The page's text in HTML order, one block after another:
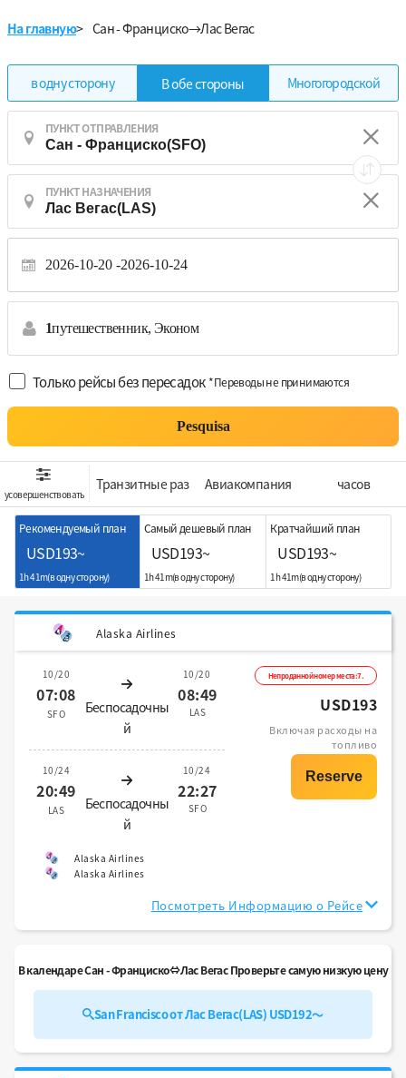
На главную> Сан - Франциско→Лас Вегас
в одну сторону В обе стороны Многогородской
ПУНКТ ОТПРАВЛЕНИЯ
ПУНКТ НАЗНАЧЕНИЯ
2026-10-20 2026-10-24
1путешественник, Эконом
Только рейсы без пересадок *Переводы не принимаются
Pesquisa
усовершенствовать
Транзитные раз Aвиакомпания часов
Рекомендуемый план
USD193~
1h 41m(в одну сторону)
Самый дешевый план
USD193~
1h 41m(в одну сторону)
Кратчайший план
USD193~
1h 41m(в одну сторону)
Alaska Airlines
10/20
07:08
SFO
Беспосадочны
й
10/20
08:49
LAS
10/24
20:49
LAS
Беспосадочны
й
10/24
22:27
SFO
Непроданной номер места:7.
USD193
Включая расходы на
топливо
Alaska Airlines
Alaska Airlines
Посмотреть Информацию о Рейсе
В календаре Сан - Франциско⇔Лас Вегас Проверьте самую низкую цену
San Francisco от Лас Вегас(LAS) USD192～